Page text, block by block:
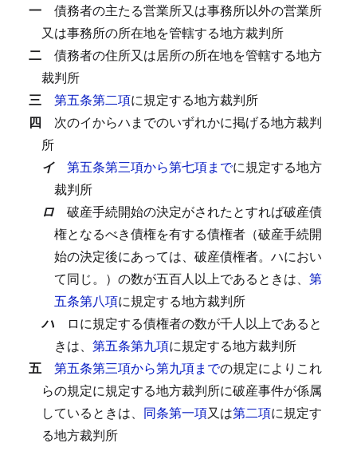
一 債務者の主たる営業所又は事務所以外の営業所
又は事務所の所在地を管轄する地方裁判所
二 債務者の住所又は居所の所在地を管轄する地方
裁判所
三 第五条第二項に規定する地方裁判所
四 次のイからハまでのいずれかに掲げる地方裁判
所
イ 第五条第三項から第七項までに規定する地方
裁判所
ロ 破産手続開始の決定がされたとすれば破産債
権となるべき債権を有する債権者（破産手続開
始の決定後にあっては、破産債権者。ハにおい
て同じ。）の数が五百人以上であるときは、 第
五条第八項に規定する地方裁判所
ハ
ロに規定する債権者の数が千人以上であると
きは、 第五条第九項に規定する地方裁判所
五 第五条第三項から第九項までの規定によりこれ
らの規定に規定する地方裁判所に破産事件が係属
しているときは、 同条第一項又は第二項に規定す
る地方裁判所